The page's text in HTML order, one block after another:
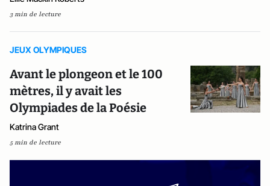
3 min de lecture
JEUX OLYMPIQUES
Avant le plongeon et le 100
mètres, il y avait les
Olympiades de la Poésie
Katrina Grant
5 min de lecture